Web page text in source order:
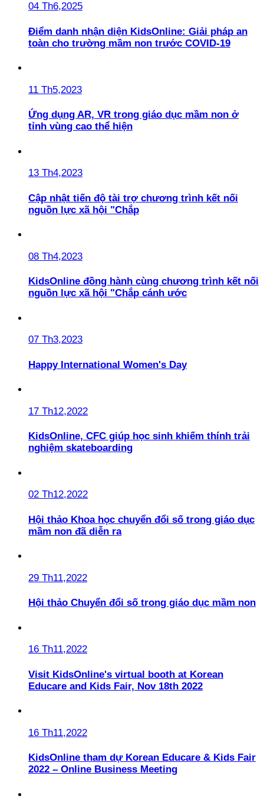
04 Th6,2025
Điểm danh nhận diện KidsOnline: Giải pháp an
toàn cho trường mầm non trước COVID-19
11 Th5,2023
Ứng dụng AR, VR trong giáo dục mầm non ở
tỉnh vùng cao thể hiện
13 Th4,2023
Cập nhật tiến độ tài trợ chương trình kết nối
nguồn lực xã hội "Chắp
08 Th4,2023
KidsOnline đồng hành cùng chương trình kết nối
nguồn lực xã hội "Chắp cánh ước
07 Th3,2023
Happy International Women's Day
17 Th12,2022
KidsOnline, CFC giúp học sinh khiếm thính trải
nghiệm skateboarding
02 Th12,2022
Hội thảo Khoa học chuyển đổi số trong giáo dục
mầm non đã diễn ra
29 Th11,2022
Hội thảo Chuyển đổi số trong giáo dục mầm non
16 Th11,2022
Visit KidsOnline's virtual booth at Korean
Educare and Kids Fair, Nov 18th 2022
16 Th11,2022
KidsOnline tham dự Korean Educare & Kids Fair
2022 – Online Business Meeting